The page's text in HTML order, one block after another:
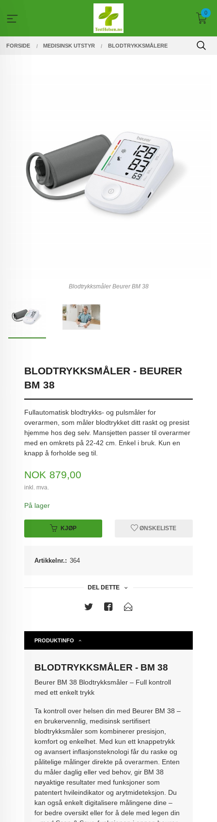
innholdet
0
FORSIDE MEDISINSK UTSTYR BLODTRYKKSMÅLERE
Blodtrykksmåler Beurer BM 38
BLODTRYKKSMÅLER - BEURER
BM 38
Fullautomatisk blodtrykks- og pulsmåler for
overarmen, som måler blodtrykket ditt raskt og presist
hjemme hos deg selv. Mansjetten passer til overarmer
med en omkrets på 22-42 cm. Enkel i bruk. Kun en
knapp å forholde seg til.
Pris
NOK 879,00
inkl. mva.
På lager
KJØP ØNSKELISTE
Artikkelnr.: 364
DEL DETTE
PRODUKTINFO
BLODTRYKKSMÅLER - BM 38
Beurer BM 38 Blodtrykksmåler – Full kontroll
med ett enkelt trykk
Ta kontroll over helsen din med Beurer BM 38 –
en brukervennlig, medisinsk sertifisert
blodtrykksmåler som kombinerer presisjon,
komfort og enkelhet. Med kun ett knappetrykk
og avansert inflasjonsteknologi får du raske og
pålitelige målinger direkte på overarmen. Enten
du måler daglig eller ved behov, gir BM 38
nøyaktige resultater med funksjoner som
patentert hvileindikator og arytmideteksjon. Du
kan også enkelt digitalisere målingene dine –
for bedre oversikt eller for å dele med legen din